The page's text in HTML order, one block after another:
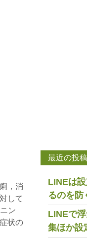
，消
して
ン
状の
最近の投稿
LINEは
るのを防
LINEで
集ほか設